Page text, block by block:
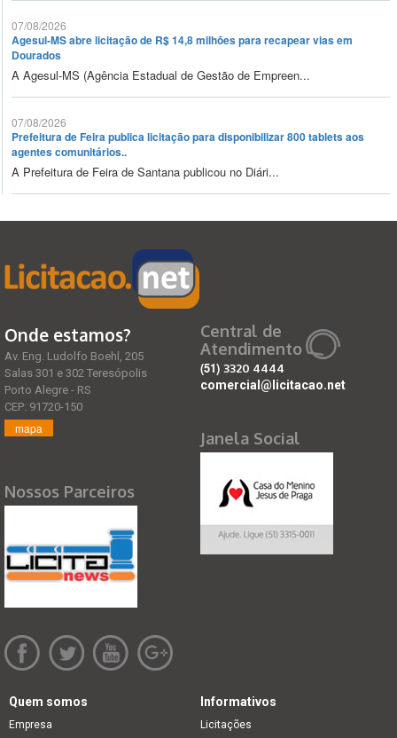
07/08/2026
Agesul-MS abre licitação de R$ 14,8 milhões para recapear vias em
Dourados
A Agesul-MS (Agência Estadual de Gestão de Empreen...
07/08/2026
Prefeitura de Feira publica licitação para disponibilizar 800 tablets aos
agentes comunitários..
A Prefeitura de Feira de Santana publicou no Diári...
Onde estamos?
Av. Eng. Ludolfo Boehl, 205
Salas 301 e 302 Teresópolis
Porto Alegre - RS
CEP: 91720-150
mapa
Nossos Parceiros
Central de
Atendimento
(51) 3320 4444
comercial@licitacao.net
Janela Social
Quem somos
Empresa
Informativos
Licitações